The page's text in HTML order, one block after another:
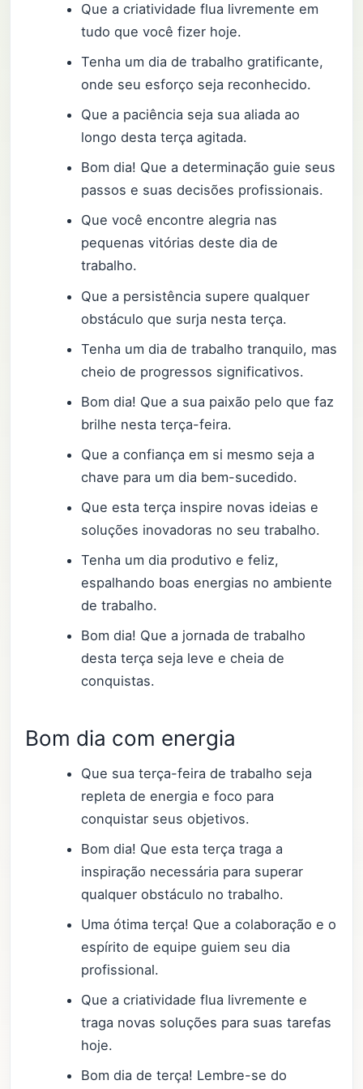
Que a criatividade flua livremente em
tudo que você fizer hoje.
Tenha um dia de trabalho gratificante,
onde seu esforço seja reconhecido.
Que a paciência seja sua aliada ao
longo desta terça agitada.
Bom dia! Que a determinação guie seus
passos e suas decisões profissionais.
Que você encontre alegria nas
pequenas vitórias deste dia de
trabalho.
Que a persistência supere qualquer
obstáculo que surja nesta terça.
Tenha um dia de trabalho tranquilo, mas
cheio de progressos significativos.
Bom dia! Que a sua paixão pelo que faz
brilhe nesta terça-feira.
Que a confiança em si mesmo seja a
chave para um dia bem-sucedido.
Que esta terça inspire novas ideias e
soluções inovadoras no seu trabalho.
Tenha um dia produtivo e feliz,
espalhando boas energias no ambiente
de trabalho.
Bom dia! Que a jornada de trabalho
desta terça seja leve e cheia de
conquistas.
Bom dia com energia
Que sua terça-feira de trabalho seja
repleta de energia e foco para
conquistar seus objetivos.
Bom dia! Que esta terça traga a
inspiração necessária para superar
qualquer obstáculo no trabalho.
Uma ótima terça! Que a colaboração e o
espírito de equipe guiem seu dia
profissional.
Que a criatividade flua livremente e
traga novas soluções para suas tarefas
hoje.
Bom dia de terça! Lembre-se do